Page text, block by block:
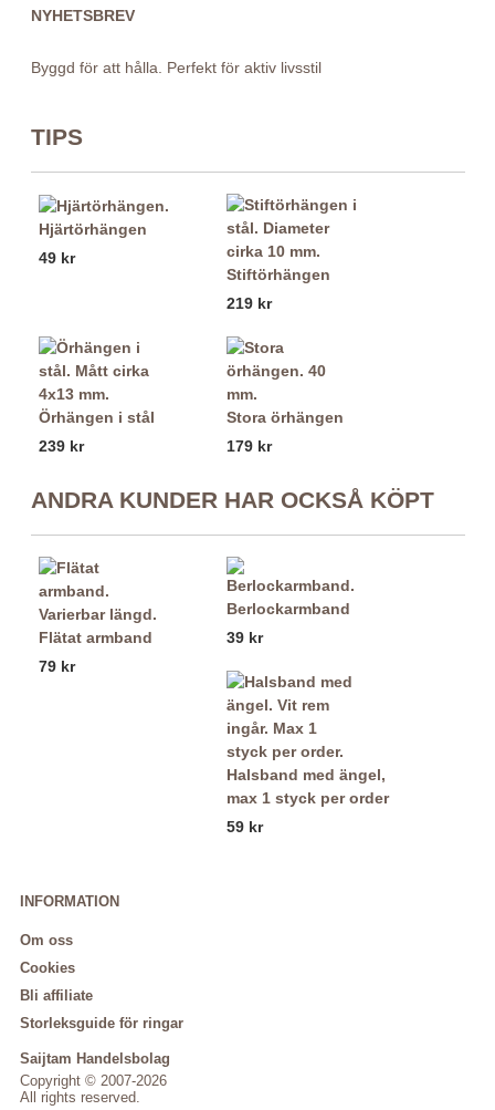
NYHETSBREV
Byggd för att hålla. Perfekt för aktiv livsstil
TIPS
Hjärtörhängen
49 kr
Stiftörhängen
219 kr
Örhängen i stål
239 kr
Stora örhängen
179 kr
ANDRA KUNDER HAR OCKSÅ KÖPT
Flätat armband
79 kr
Berlockarmband
39 kr
Halsband med ängel,
max 1 styck per order
59 kr
INFORMATION
Om oss
Cookies
Bli affiliate
Storleksguide för ringar
Saijtam Handelsbolag
Copyright © 2007-2026
All rights reserved.